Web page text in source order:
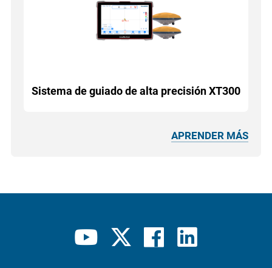
Sistema de guiado de alta precisión XT300
APRENDER MÁS